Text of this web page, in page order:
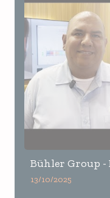
Bühler Group -
13/10/2025